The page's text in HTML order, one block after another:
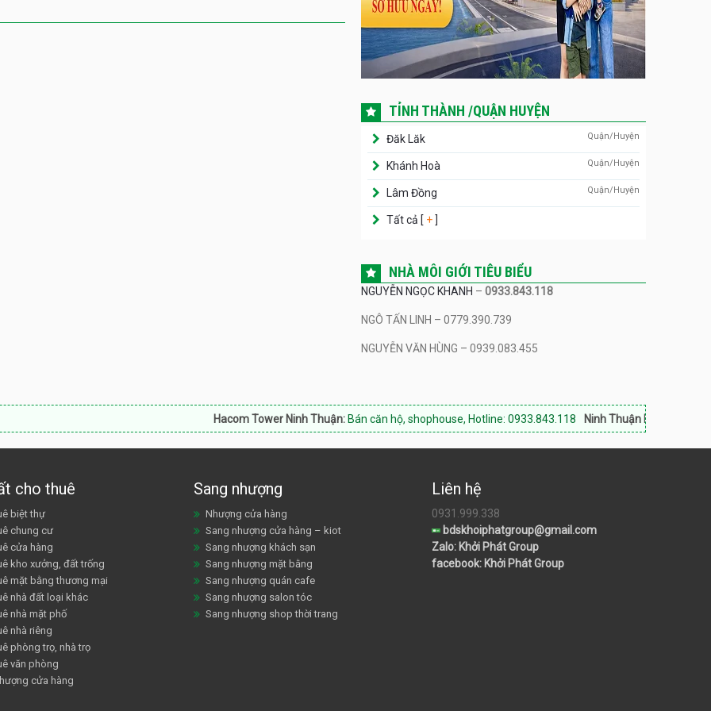
TỈNH THÀNH /QUẬN HUYỆN
Đăk Lăk Quận/Huyện
Khánh Hoà Quận/Huyện
Lâm Đồng Quận/Huyện
Tất cả [ +]
NHÀ MÔI GIỚI TIÊU BIỂU
NGUYỄN NGỌC KHANH –0933.843.118
NGÔ TẤN LINH – 0779.390.739
NGUYỄN VĂN HÙNG – 0939.083.455
Hacom Tower Ninh Thuận:Bán căn hộ, shophouse, Hotline: 0933.843.118 Ninh Thuận Land:Chuyên bất động
cho thuê
biệt thự
chung cư
cửa hàng
kho xưởng, đất trống
mặt bằng thương mại
nhà đất loại khác
nhà mặt phố
nhà riêng
phòng trọ, nhà trọ
văn phòng
cửa hàng
Sang nhượng
Nhượng cửa hàng
Sang nhượng cửa hàng – kiot
Sang nhượng khách sạn
Sang nhượng mặt bằng
Sang nhượng quán cafe
Sang nhượng salon tóc
Sang nhượng shop thời trang
Liên hệ
0931.999.338
bdskhoiphatgroup@gmail.com
Zalo: Khởi Phát Group
facebook: Khởi Phát Group